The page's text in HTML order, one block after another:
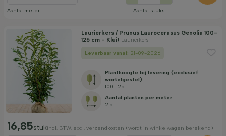
Aantal meter Aantal stuks
Laurierkers / Prunus Laurocerasus Genolia 100-
125 cm - Kluit Laurierkers
Leverbaar vanaf: 21-09-2026
Planthoogte bij levering (exclusief
wortelgestel)
100-125
Aantal planten per meter
2.5
16,85stukincl. BTW. excl. verzendkosten (wordt in winkelwagen berekend)